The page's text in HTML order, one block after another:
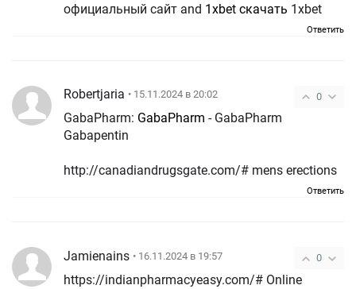
официальный сайт and 1xbet скачать 1xbet
Ответить
0
Robertjaria • 15.11.2024 в 20:02
GabaPharm: GabaPharm - GabaPharm
Gabapentin
http://canadiandrugsgate.com/# mens erections
Ответить
0
Jamienains • 16.11.2024 в 19:57
https://indianpharmacyeasy.com/# Online